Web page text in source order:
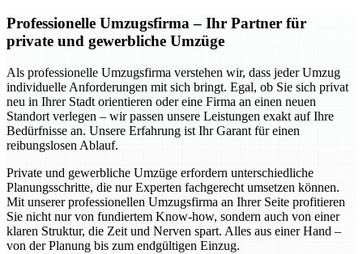
Professionelle Umzugsfirma – Ihr Partner für
private und gewerbliche Umzüge
Als professionelle Umzugsfirma verstehen wir, dass jeder Umzug
individuelle Anforderungen mit sich bringt. Egal, ob Sie sich privat
neu in Ihrer Stadt orientieren oder eine Firma an einen neuen
Standort verlegen – wir passen unsere Leistungen exakt auf Ihre
Bedürfnisse an. Unsere Erfahrung ist Ihr Garant für einen
reibungslosen Ablauf.
Private und gewerbliche Umzüge erfordern unterschiedliche
Planungsschritte, die nur Experten fachgerecht umsetzen können.
Mit unserer professionellen Umzugsfirma an Ihrer Seite profitieren
Sie nicht nur von fundiertem Know-how, sondern auch von einer
klaren Struktur, die Zeit und Nerven spart. Alles aus einer Hand –
von der Planung bis zum endgültigen Einzug.